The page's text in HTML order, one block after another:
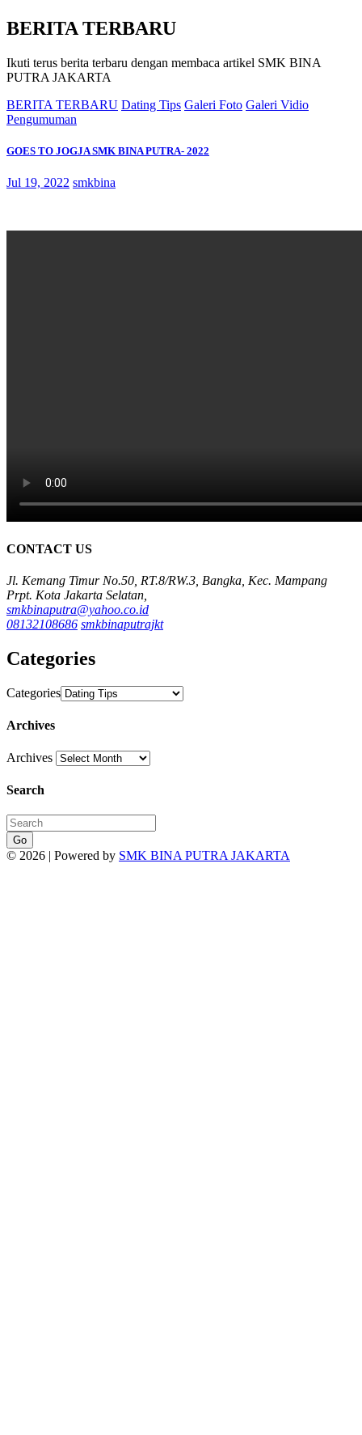
BERITA TERBARU
Ikuti terus berita terbaru dengan membaca artikel SMK BINA
PUTRA JAKARTA
BERITA TERBARU Dating Tips Galeri Foto Galeri Vidio
Pengumuman
GOES TO JOGJA SMK BINA PUTRA- 2022
Jul 19, 2022 smkbina
CONTACT US
Jl. Kemang Timur No.50, RT.8/RW.3, Bangka, Kec. Mampang
Prpt. Kota Jakarta Selatan,
smkbinaputra@yahoo.co.id
08132108686 smkbinaputrajkt
Categories
Categories
Archives
Archives
Search
Go
© 2026 | Powered by SMK BINA PUTRA JAKARTA